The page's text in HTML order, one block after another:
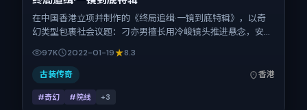
在中国香港立项并制作的《终局追缉·一镜到底特辑》，以奇
幻类型包裹社会议题：刁亦男擅长用冷峻镜头推进悬念，安妮
之一。上映时间：2022-01-19；片长161分钟；适合关注现实
质感与类型片结构的观众。
97K 2022-01-19 8.3
古装传奇 香港
#奇幻 #院线 +3